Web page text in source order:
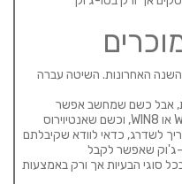
שיטת הסו-ג'וק התפתחה במהלך 30 השנה האחרונות. השיטה עברה
אבל כשם שמחשב אפשר
או WIN8, וכשם שאנטיוירוס
לשדרג, כדאי לוודא שקיבלתם
סוגי הבעיות אך ורק באמצעות